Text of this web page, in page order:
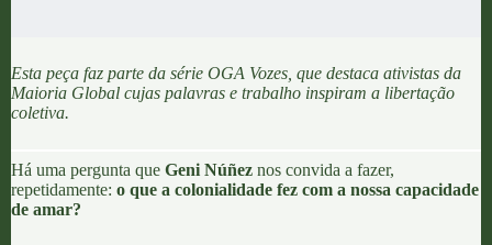
Esta peça faz parte da série OGA Vozes , que destaca ativistas da
Maioria Global cujas palavras e trabalho inspiram a libertação
coletiva.
Há uma pergunta que Geni Núñez nos convida a fazer,
repetidamente: o que a colonialidade fez com a nossa capacidade
de amar?